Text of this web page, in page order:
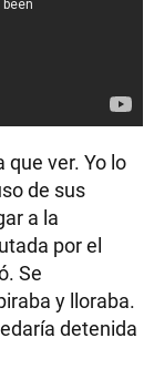
que ver. Yo lo
de sus
a la
por el
Se
y lloraba.
detenida